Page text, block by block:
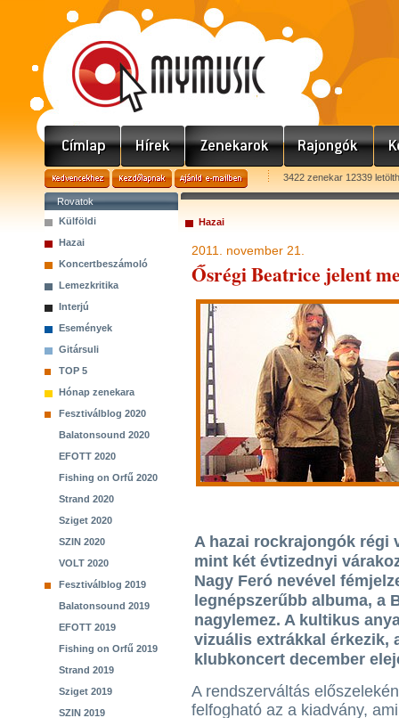
3422 zenekar 12339
Rovatok
Külföldi
Hazai
Koncertbeszámoló
Lemezkritika
Interjú
Események
Gitársuli
TOP 5
Hónap zenekara
Fesztiválblog 2020
Balatonsound 2020
EFOTT 2020
Fishing on Orfű 2020
Strand 2020
Sziget 2020
SZIN 2020
VOLT 2020
Fesztiválblog 2019
Balatonsound 2019
EFOTT 2019
Fishing on Orfű 2019
Strand 2019
Sziget 2019
SZIN 2019
Hazai
2011. november 21.
Ősrégi Beatrice jelent
A hazai rockrajongók régi
mint két évtizednyi
Nagy Feró nevével
legnépszerűbb albuma, a
nagylemez. A kultikus
vizuális extrákkal érkezik,
klubkoncert december
A rendszerváltás
felfogható az a kiadvány,